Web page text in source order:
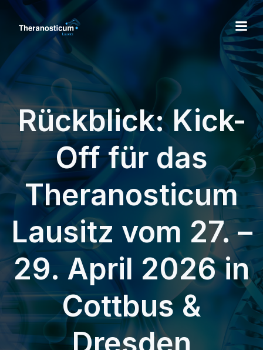
Rückblick: Kick-
Off für das
Theranosticum
Lausitz vom 27. –
29. April 2026 in
Cottbus &
Dresden